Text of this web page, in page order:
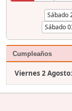
Cumpleaños
Viernes 2 Agosto: